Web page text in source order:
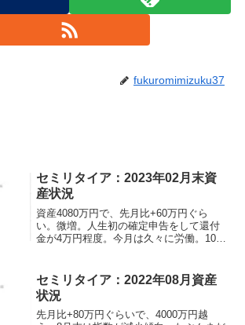
fukuromimizuku37
セミリタイア：2023年02月末資
産状況
資産4080万円で、先月比+60万円ぐら
い。微増。人生初の確定申告をして還付
金が4万円程度。今月は久々に労働。10日
この仕事は終了したけどまた同様の感じ
で働けるならありがたい。
セミリタイア：2022年08月資産
状況
先月比+80万円ぐらいで、4000万円越